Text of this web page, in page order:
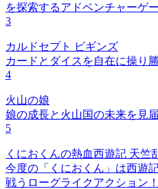
を探索するアドベンチャーゲー
3
カルドセプト ビギンズ
カードとダイスを自在に操り
4
火山の娘
娘の成長と火山国の未来を見
5
くにおくんの熱血西遊記 天竺
今度の「くにおくん」は西遊
戦うローグライクアクション！